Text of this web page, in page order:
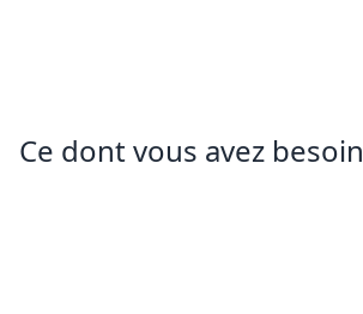
Ce dont vous avez besoin